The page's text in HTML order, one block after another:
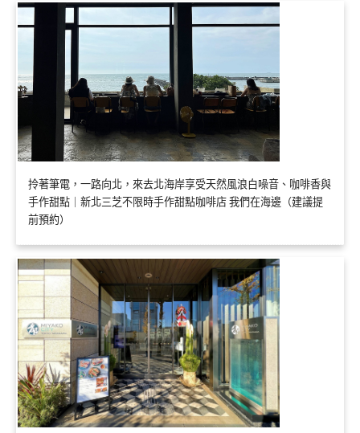
拎著筆電，一路向北，來去北海岸享受天然風浪白噪音、咖啡香與
手作甜點｜新北三芝不限時手作甜點咖啡店 我們在海邊（建議提
前預約）